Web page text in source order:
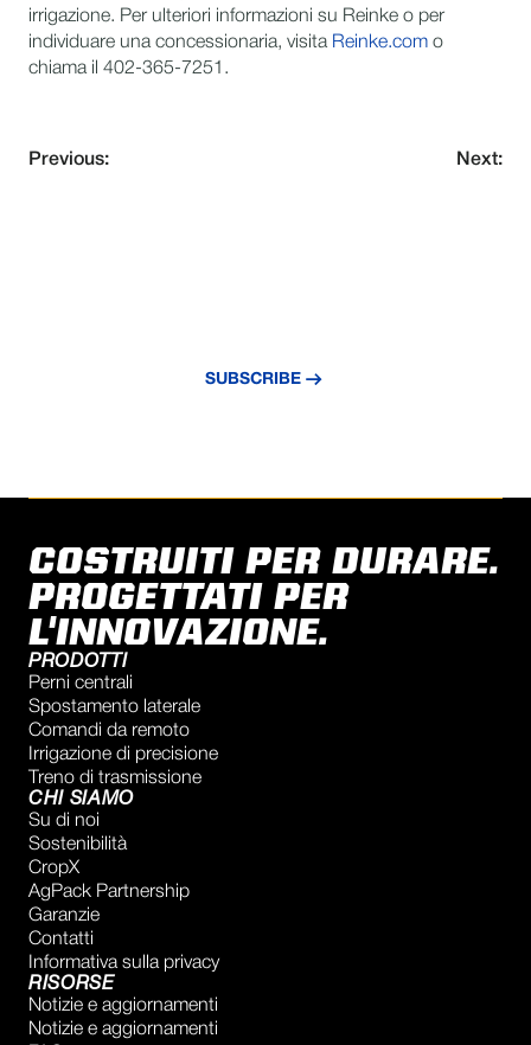
irrigazione. Per ulteriori informazioni su Reinke o per
individuare una concessionaria, visita Reinke.com o
chiama il 402-365-7251.
Previous: Next:
SUBSCRIBE
COSTRUITI PER DURARE.
PROGETTATI PER
L'INNOVAZIONE.
PRODOTTI
Perni centrali
Spostamento laterale
Comandi da remoto
Irrigazione di precisione
Treno di trasmissione
CHI SIAMO
Su di noi
Sostenibilità
CropX
AgPack Partnership
Garanzie
Contatti
Informativa sulla privacy
RISORSE
Notizie e aggiornamenti
Notizie e aggiornamenti